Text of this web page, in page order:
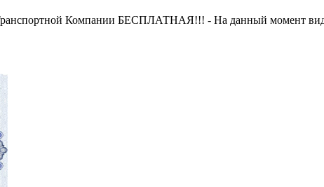
Компании БЕСПЛАТНАЯ!!! - На данный момент